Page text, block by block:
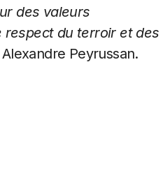
des valeurs
respect du terroir et des
Peyrussan.